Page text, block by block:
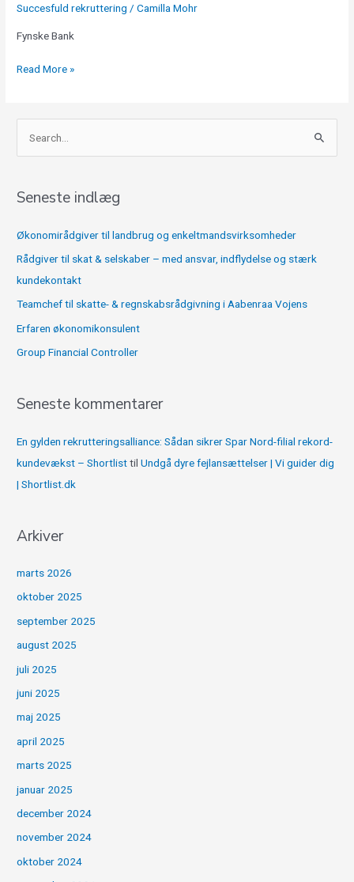
Succesfuld rekruttering /Camilla Mohr
Fynske Bank
Read More »
e
Seneste indlæg
Økonomirådgiver til landbrug og enkeltmandsvirksomheder
Rådgiver til skat & selskaber – med ansvar, indflydelse og stærk
kundekontakt
Teamchef til skatte- & regnskabsrådgivning i Aabenraa Vojens
Erfaren økonomikonsulent
Group Financial Controller
Seneste kommentarer
En gylden rekrutteringsalliance: Sådan sikrer Spar Nord-filial rekord-
kundevækst – ShortlisttilUndgå dyre fejlansættelser | Vi guider dig
| Shortlist.dk
Arkiver
marts 2026
oktober 2025
september 2025
august 2025
juli 2025
juni 2025
maj 2025
april 2025
marts 2025
januar 2025
december 2024
november 2024
oktober 2024